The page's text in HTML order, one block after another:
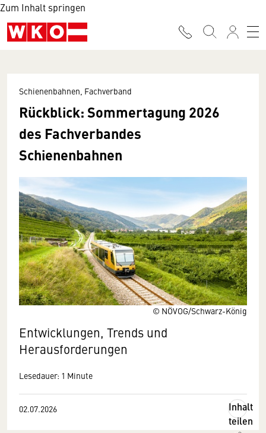
Zum Inhalt springen
© NÖVOG/Schwarz-König
Schienenbahnen, Fachverband
Rückblick: Sommertagung 2026
des Fachverbandes
Schienenbahnen
Entwicklungen, Trends und
Herausforderungen
Lesedauer: 1 Minute
02.07.2026
Inhalt
teilen